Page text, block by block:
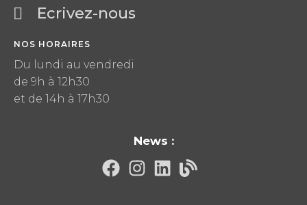
Ecrivez-nous
NOS HORAIRES
Du lundi au vendredi
de 9h à 12h30
et de 14h à 17h30
News :